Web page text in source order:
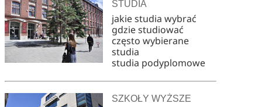
STUDIA
jakie studia wybrać
gdzie studiować
często wybierane
studia
studia podyplomowe
SZKOŁY WYŻSZE